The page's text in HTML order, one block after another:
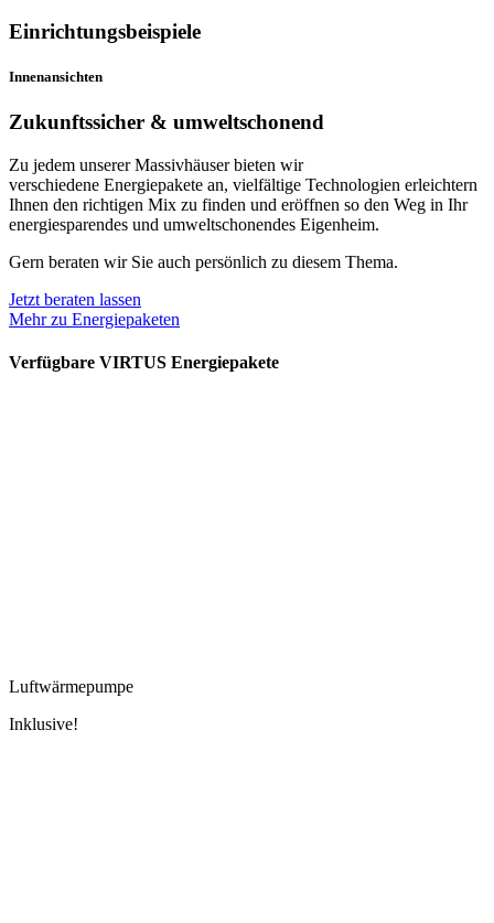
Einrichtungsbeispiele
Innenansichten
Zukunftssicher & umweltschonend
Zu jedem unserer Massivhäuser bieten wir
verschiedene Energiepakete an, vielfältige Technologien erleichtern
Ihnen den richtigen Mix zu finden und eröffnen so den Weg in Ihr
energiesparendes und umweltschonendes Eigenheim.
Gern beraten wir Sie auch persönlich zu diesem Thema.
Jetzt beraten lassen
Mehr zu Energiepaketen
Verfügbare VIRTUS Energiepakete
Luftwärmepumpe
Inklusive!